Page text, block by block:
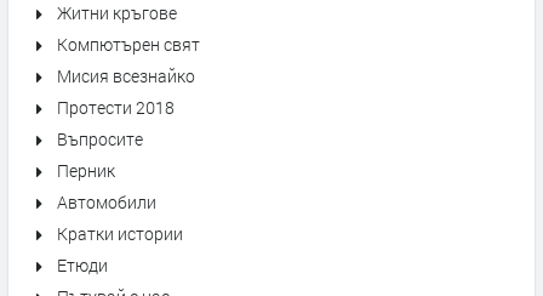
Житни кръгове
Компютърен свят
Мисия всезнайко
Протести 2018
Въпросите
Перник
Автомобили
Кратки истории
Етюди